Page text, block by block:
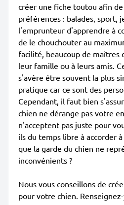
créer une fiche toutou afin
préférences : balades, sport,
l'emprunteur d'apprendre à
de le chouchouter au
facilité, beaucoup de maîtres
leur famille ou à leurs amis.
s'avère être souvent la plus
pratique car ce sont des
Cependant, il faut bien
chien ne dérange pas votre
n'acceptent pas juste pour
ils du temps libre à accorder
que la garde du chien ne
inconvénients ?
Nous vous conseillons de
pour votre chien.